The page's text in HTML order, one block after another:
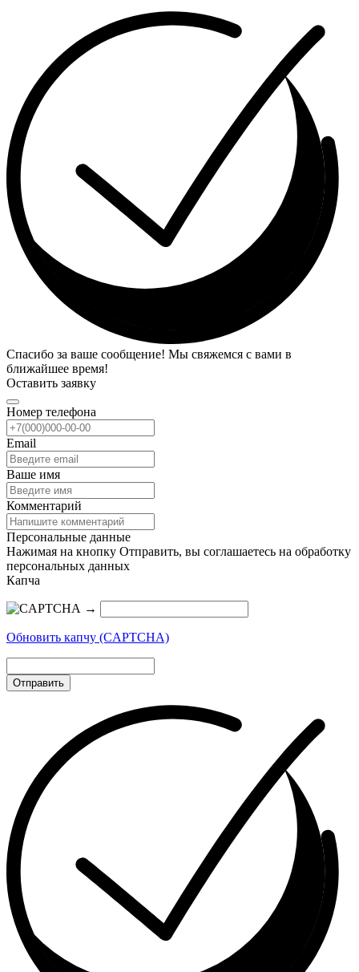
Спасибо за ваше сообщение! Мы свяжемся с вами в
ближайшее время!
Оставить заявку
Номер телефона
Email
Ваше имя
Комментарий
Персональные данные
Нажимая на кнопку Отправить, вы соглашаетесь на обработку
персональных данных
Капча
→
Обновить капчу (CAPTCHA)
Отправить